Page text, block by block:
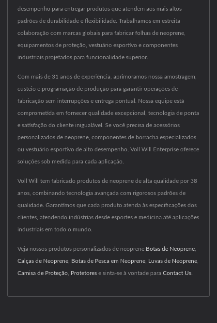
desempenho para entregar produtos que atendem aos mais altos
padrões de durabilidade e flexibilidade. Trabalhamos em estreita
colaboração com marcas globais para fabricar folhas de neoprene,
equipamentos de proteção, vestuário esportivo e componentes
industriais projetados para funcionalidade superior.
Com mais de 31 anos de experiência, aprimoramos nossa amostragem,
custeio e programação de produção para garantir operações de
fabricação sem interrupções e entrega pontual. Nossa equipe está
comprometida em fornecer qualidade excepcional, tecnologia de ponta
e satisfação do cliente inigualável. Se você precisa de acessórios
personalizados de neoprene, componentes de borracha especializados
ou vestuário esportivo de alto desempenho, Voll Will Enterprise oferece
soluções sob medida para cada aplicação.
Voll Will tem fabricado produtos de neoprene de alta qualidade por 38
anos, combinando tecnologia avançada com rigorosos padrões de
qualidade. Garantimos que cada produto atenda às especificações dos
clientes, atendendo indústrias desde esportes e medicina até aplicações
industriais em todo o mundo.
Veja nossos produtos personalizados de neoprene Botas de Neoprene
Calças de Neoprene Botas de Pesca em Neoprene Luvas de Neoprene
Camisa de Proteção Protetores e sinta-se à vontade para Contact Us